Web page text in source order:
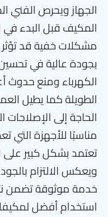
الجهاز ويحرص
المكيف قبل البدء
مشكلات خفية قد تؤثر
بجودة عالية في
الكهرباء ومنع حدوث
الطويلة كما يطيل
الحاجة إلى
مناسبًا للأجهزة التي
تعتمد بشكل كبير على
ويعكس الالتزام
خدمة موثوقة تضمن
استخدام أفضل